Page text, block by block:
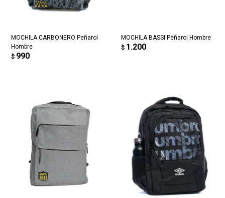
MOCHILA CARBONERO Peñarol
Hombre
$ 990
MOCHILA BASSI Peñarol Hombre
$ 1.200